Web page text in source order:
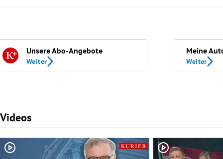
Unsere Abo-Angebote
Weiter
Meine
Weiter
Videos
Slide 1 von 3